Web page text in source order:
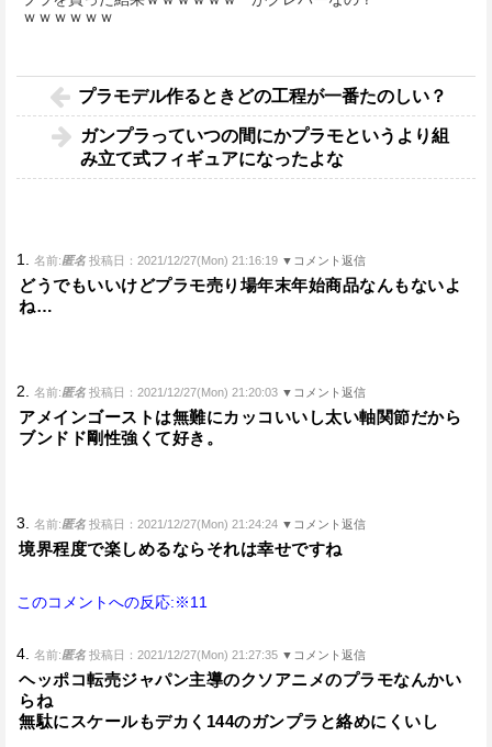
ｗｗｗｗｗｗ
プラモデル作るときどの工程が一番たのしい？
ガンプラっていつの間にかプラモというより組
み立て式フィギュアになったよな
1. 名前:匿名 投稿日：2021/12/27(Mon) 21:16:19 ▼コメント返信
どうでもいいけどプラモ売り場年末年始商品なんもないよ
ね…
2. 名前:匿名 投稿日：2021/12/27(Mon) 21:20:03 ▼コメント返信
アメインゴーストは無難にカッコいいし太い軸関節だから
ブンドド剛性強くて好き。
3. 名前:匿名 投稿日：2021/12/27(Mon) 21:24:24 ▼コメント返信
境界程度で楽しめるならそれは幸せですね
このコメントへの反応:※11
4. 名前:匿名 投稿日：2021/12/27(Mon) 21:27:35 ▼コメント返信
ヘッポコ転売ジャパン主導のクソアニメのプラモなんかい
らね
無駄にスケールもデカく144のガンプラと絡めにくいし